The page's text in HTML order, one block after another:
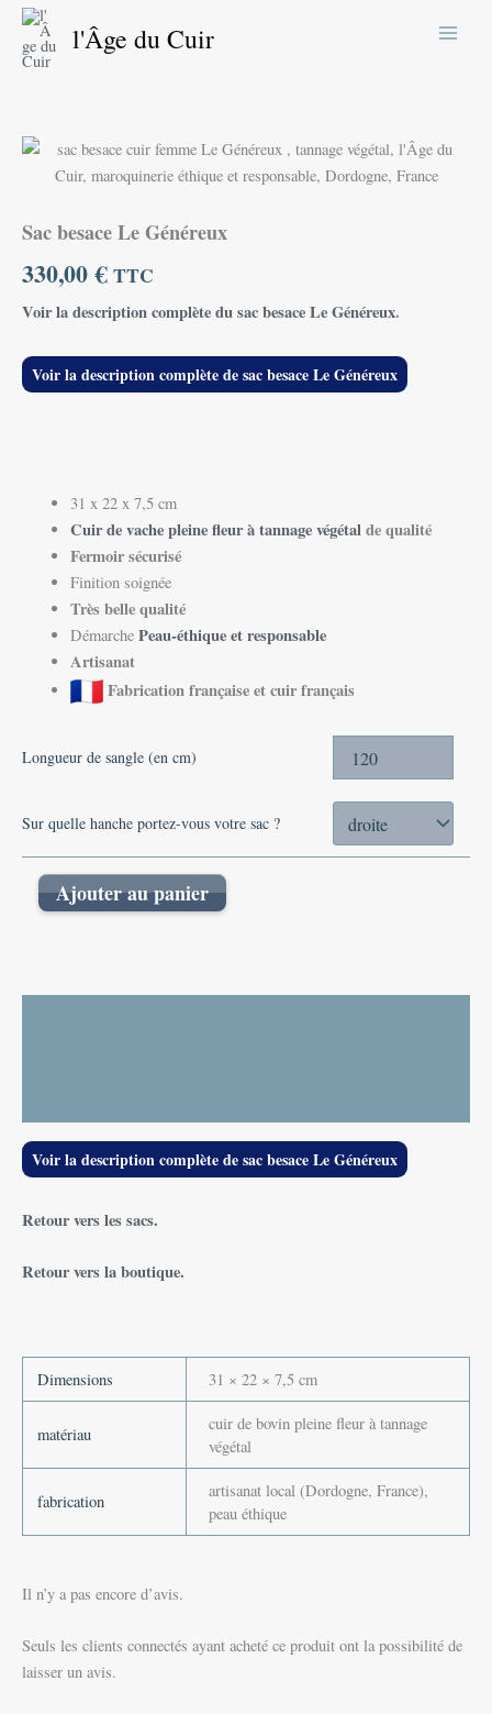
Aller
contenu
l'Âge du Cuir
Sac besace Le Généreux
330,00€TTC
Voir la description complète du sac besace Le Généreux.
Voir la description complète de sac besace Le Généreux
31 x 22 x 7,5 cm
Cuir de vache pleine fleur à tannage végétalde qualité
Fermoir sécurisé
Finition soignée
Très belle qualité
DémarchePeau-éthique et responsable
Artisanat
Fabrication française et cuir français
Longueur de sangle (en cm)
Sur quelle hanche portez-vous votre sac ?
quantité
Le
Ajouter au panier
Voir la description complète de sac besace Le Généreux
Retour vers les sacs.
Retour vers la boutique.
Dimensions 31 × 22 × 7,5 cm
matériau
cuir de bovin pleine fleur à tannage
végétal
fabrication
artisanat local (Dordogne, France),
peau éthique
Il n’y a pas encore d’avis.
Seuls les clients connectés ayant acheté ce produit ont la possibilité de
laisser un avis.